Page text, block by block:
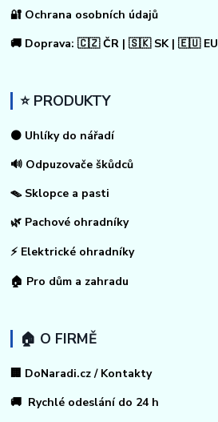
🔐 Ochrana osobních údajů
🚚 Doprava: 🇨🇿 ČR | 🇸🇰 SK | 🇪🇺 EU
⭐ PRODUKTY
⚫ Uhlíky do nářadí
🔊 Odpuzovače škůdců
🪤 Sklopce a pasti
🌿 Pachové ohradníky
⚡ Elektrické ohradníky
🏠 Pro dům a zahradu
🏠 O FIRMĚ
🏢 DoNaradi.cz / Kontakty
🚚 Rychlé odeslání do 24 h